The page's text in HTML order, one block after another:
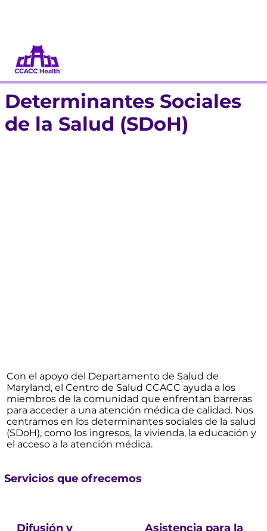
Determinantes Sociales
de la Salud (SDoH)
Con el apoyo del Departamento de Salud de
Maryland, el Centro de Salud CCACC ayuda a los
miembros de la comunidad que enfrentan barreras
para acceder a una atención médica de calidad. Nos
centramos en los determinantes sociales de la salud
(SDoH), como los ingresos, la vivienda, la educación y
el acceso a la atención médica.
Servicios que ofrecemos
Difusión y
Asistencia para la